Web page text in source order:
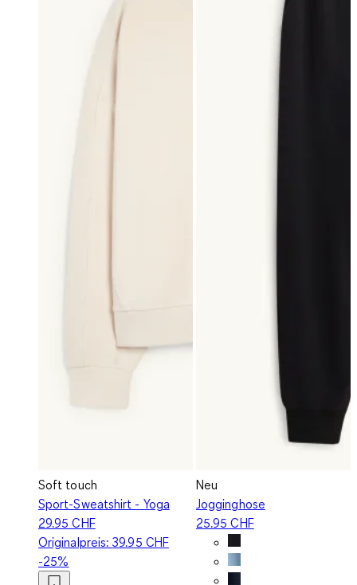
Soft touch
Sport-Sweatshirt - Yoga
29.95 CHF
Originalpreis:39.95 CHF
-25%
Neu
Jogginghose
25.95 CHF